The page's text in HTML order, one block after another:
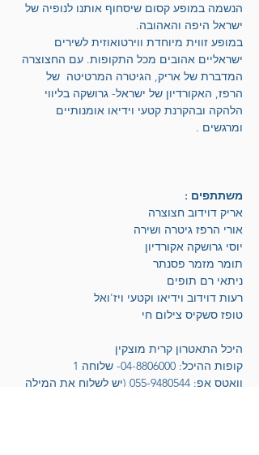
הנשמה במופע קסום שיסחוף אותנו לנופיה של
ישראל היפה והאהובה.
במופע זווית מיוחדת ווירטואוזית לשירים
ישראליים אהובים מכל התקופות. עם החצוצרה
המדברת של אריק, הגיטרה המרטיטה  של
הרפז, האקורדיון של ישראל- גרושקה בליווי
הלהקה ובהקרנת קטעי וידיאו אומנותיים
ומרגשים .
משתתפים :
אריק דוידוב חצוצרה
אורי הרפז גיטרה ושירה
יוסי גרושקה אקורדיון
תומר מזמר פסנתר
ניתאי רם תופים
רעות דוידוב וידיאו וקטעי ויז'ואל
טופז סשקיס צילום חי
היכל התאטרון קרית מוצקין
קופות ההיכל: 04-8806000- שלוחה 1
וואטס אפ: 055-9480544 (יש לשלוח את המילה